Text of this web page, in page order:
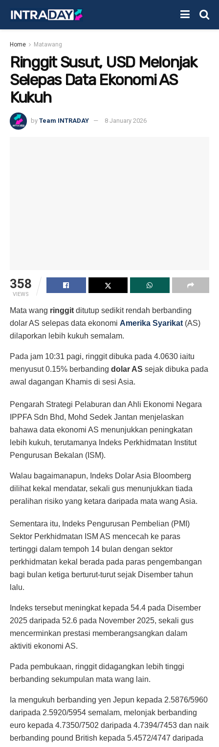
Home Matawang
Ringgit Susut, USD Melonjak
Selepas Data Ekonomi AS
Kukuh
by Team INTRADAY 8 January 2026
358
VIEWS
Mata wang ringgit ditutup sedikit rendah berbanding
dolar AS selepas data ekonomi Amerika Syarikat (AS)
dilaporkan lebih kukuh semalam.
Pada jam 10:31 pagi, ringgit dibuka pada 4.0630 iaitu
menyusut 0.15% berbanding dolar AS sejak dibuka pada
awal dagangan Khamis di sesi Asia.
Pengarah Strategi Pelaburan dan Ahli Ekonomi Negara
IPPFA Sdn Bhd, Mohd Sedek Jantan menjelaskan
bahawa data ekonomi AS menunjukkan peningkatan
lebih kukuh, terutamanya Indeks Perkhidmatan Institut
Pengurusan Bekalan (ISM).
Walau bagaimanapun, Indeks Dolar Asia Bloomberg
dilihat kekal mendatar, sekali gus menunjukkan tiada
peralihan risiko yang ketara daripada mata wang Asia.
Sementara itu, Indeks Pengurusan Pembelian (PMI)
Sektor Perkhidmatan ISM AS mencecah ke paras
tertinggi dalam tempoh 14 bulan dengan sektor
perkhidmatan kekal berada pada paras pengembangan
bagi bulan ketiga berturut-turut sejak Disember tahun
lalu.
Indeks tersebut meningkat kepada 54.4 pada Disember
2025 daripada 52.6 pada November 2025, sekali gus
mencerminkan prestasi memberangsangkan dalam
aktiviti ekonomi AS.
Pada pembukaan, ringgit didagangkan lebih tinggi
berbanding sekumpulan mata wang lain.
Ia mengukuh berbanding yen Jepun kepada 2.5876/5960
daripada 2.5920/5954 semalam, melonjak berbanding
euro kepada 4.7350/7502 daripada 4.7394/7453 dan naik
berbanding pound British kepada 5.4572/4747 daripada